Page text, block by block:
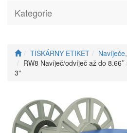
Kategorie
TISKÁRNY ETIKET
RW8 Navíječ/odvíječ až do
3"